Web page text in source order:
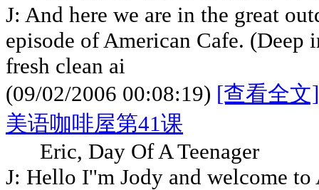
J: And here we are in the great
episode of American Cafe. (Deep
fresh clean ai
(09/02/2006 00:08:19) [查看全文]
美语咖啡屋第41课
Eric, Day Of A Teenager
J: Hello I''m Jody and welcome to